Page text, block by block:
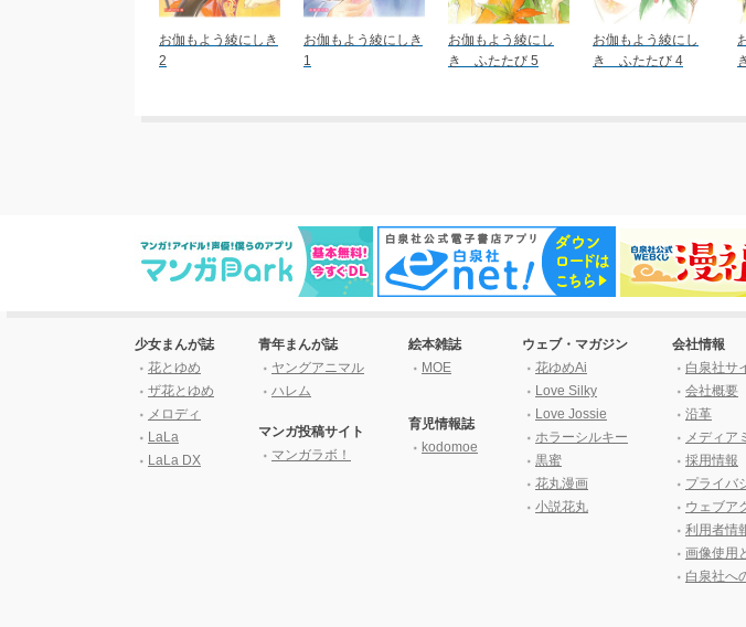
お伽もよう綾にしき
2
お伽もよう綾にしき
1
お伽もよう綾にし
き ふたたび 5
お伽もよう綾にし
き ふたたび 4
少女まんが誌
花とゆめ
ザ花とゆめ
メロディ
LaLa
LaLa DX
青年まんが誌
ヤングアニマル
ハレム
マンガ投稿サイト
マンガラボ！
絵本雑誌
MOE
育児情報誌
kodomoe
ウェブ・マガジン
花ゆめAi
Love Silky
Love Jossie
ホラーシルキー
黒蜜
花丸漫画
小説花丸
会社情報
白泉社サ
会社概要
沿革
メディア
採用情報
プライバ
ウェブア
利用者情
画像使用
白泉社へ